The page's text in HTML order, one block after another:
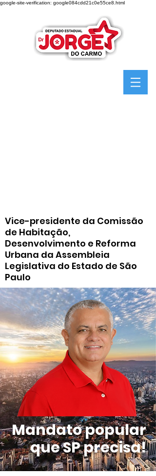
google-site-verification: google084cdd21c0e55ce8.html
Vice-presidente da Comissão
de Habitação,
Desenvolvimento e Reforma
Urbana da Assembleia
Legislativa do Estado de São
Paulo
Mandato popular
que SP precisa!